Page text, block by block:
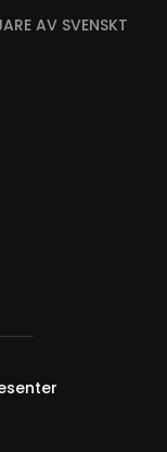
AV SVENSKT